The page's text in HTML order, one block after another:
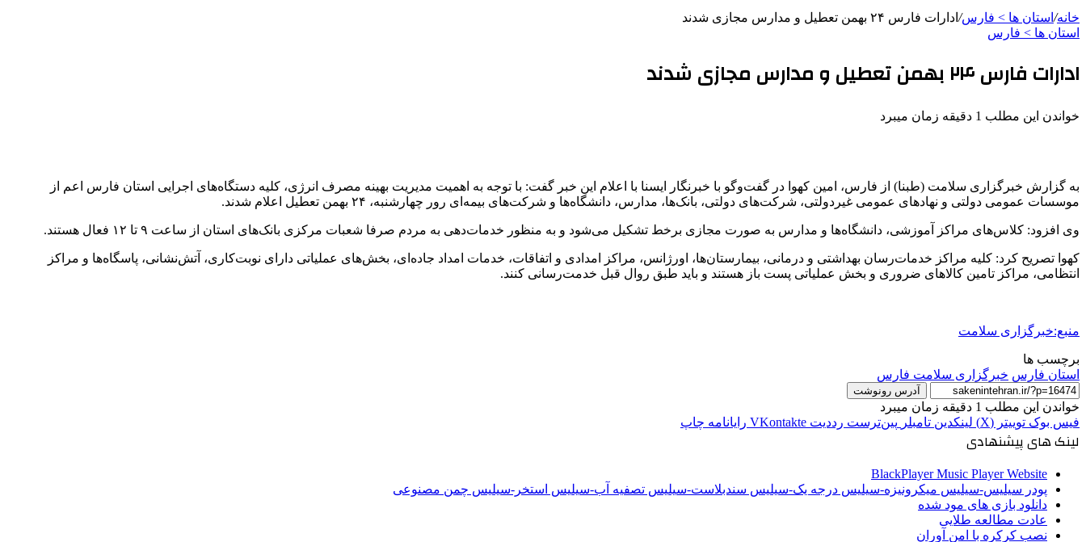
خانه/ استان ها > فارس/ ادارات فارس ۲۴ بهمن تعطیل و مدارس مجازی شدند
استان ها > فارس
ادارات فارس ۲۴ بهمن تعطیل و مدارس مجازی شدند
خواندن این مطلب 1 دقیقه زمان میبرد
به گزارش خبرگزاری سلامت (طبنا) از فارس، امین کهوا در گفت‌وگو با خبرنگار ایسنا با اعلام این خبر گفت: با توجه به اهمیت مدیریت بهینه مصرف انرژی، کلیه دستگاه‌های اجرایی استان فارس اعم از
موسسات عمومی دولتی و نهادهای عمومی غیردولتی، شرکت‌های دولتی، بانک‌ها، مدارس، دانشگاه‌ها و شرکت‌های بیمه‌ای رور چهارشنبه، ۲۴ بهمن تعطیل اعلام شدند.
وی افزود: کلاس‌های مراکز آموزشی، دانشگاه‌ها و مدارس به صورت مجازی برخط تشکیل می‌شود و به منظور خدمات‌دهی به مردم صرفا شعبات مرکزی بانک‌های استان از ساعت ۹ تا ۱۲ فعال هستند.
کهوا تصریح کرد: کلیه مراکز خدمات‌رسان بهداشتی و درمانی، بیمارستان‌ها، اورژانس، مراکز امدادی و اتفاقات، خدمات امداد جاده‌ای، بخش‌های عملیاتی دارای نوبت‌کاری، آتش‌نشانی، پاسگاه‌ها و مراکز
انتظامی، مراکز تامین کالاهای ضروری و بخش عملیاتی پست باز هستند و باید طبق روال قبل خدمت‌رسانی کنند.
منبع:خبرگزاری سلامت
برچسب ها
استان فارس خبرگزاری سلامت فارس
آدرس رونوشت
خواندن این مطلب 1 دقیقه زمان میبرد
فیس بوک توییتر (X) لینکدین ‫تامبلر ‫پین‌ترست ‫رددیت ‫VKontakte رایانامه چاپ
لینک های پیشنهادی
BlackPlayer Music Player Website
پودر سیلیس-سیلیس میکرونیزه-سیلیس درجه یک-سیلیس سندبلاست-سیلیس تصفیه آب-سیلیس استخر-سیلیس چمن مصنوعی
دانلود بازی های مود شده
عادت مطالعه طلایی
نصب کرکره با امن آوران